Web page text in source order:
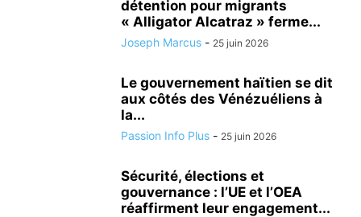
détention pour migrants
« Alligator Alcatraz » ferme...
Joseph Marcus - 25 juin 2026
Le gouvernement haïtien se dit
aux côtés des Vénézuéliens à
la...
Passion Info Plus - 25 juin 2026
Sécurité, élections et
gouvernance : l’UE et l’OEA
réaffirment leur engagement...